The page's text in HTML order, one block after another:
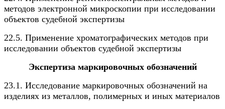
методов электронной микроскопии при исследовании
объектов судебной экспертизы
22.5. Применение хроматографических методов при
исследовании объектов судебной экспертизы
Экспертиза маркировочных обозначений
23.1. Исследование маркировочных обозначений на
изделиях из металлов, полимерных и иных материалов